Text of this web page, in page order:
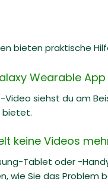
bieten praktische
Wearable App
Video siehst du am
bietet.
keine Videos
Tablet oder -
wie Sie das Problem